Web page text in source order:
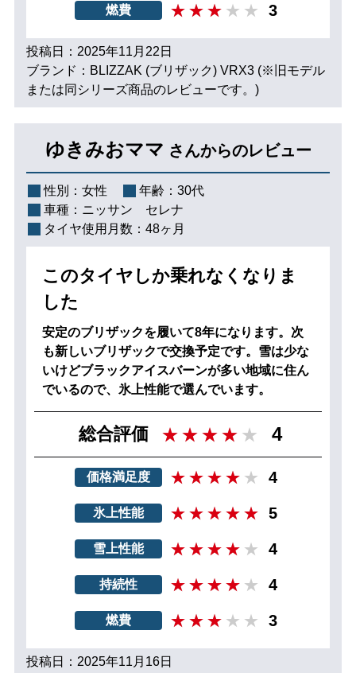
燃費 3
投稿日：2025年11月22日
ブランド：BLIZZAK (ブリザック) VRX3 (※旧モデル
または同シリーズ商品のレビューです。)
ゆきみおママ さんからのレビュー
性別： 女性 年齢： 30代
車種： ニッサン セレナ
タイヤ使用月数： 48ヶ月
このタイヤしか乗れなくなりま
した
安定のブリザックを履いて8年になります。次
も新しいブリザックで交換予定です。雪は少な
いけどブラックアイスバーンが多い地域に住ん
でいるので、氷上性能で選んでいます。
総合評価 4
価格満足度 4
氷上性能 5
雪上性能 4
持続性 4
燃費 3
投稿日：2025年11月16日